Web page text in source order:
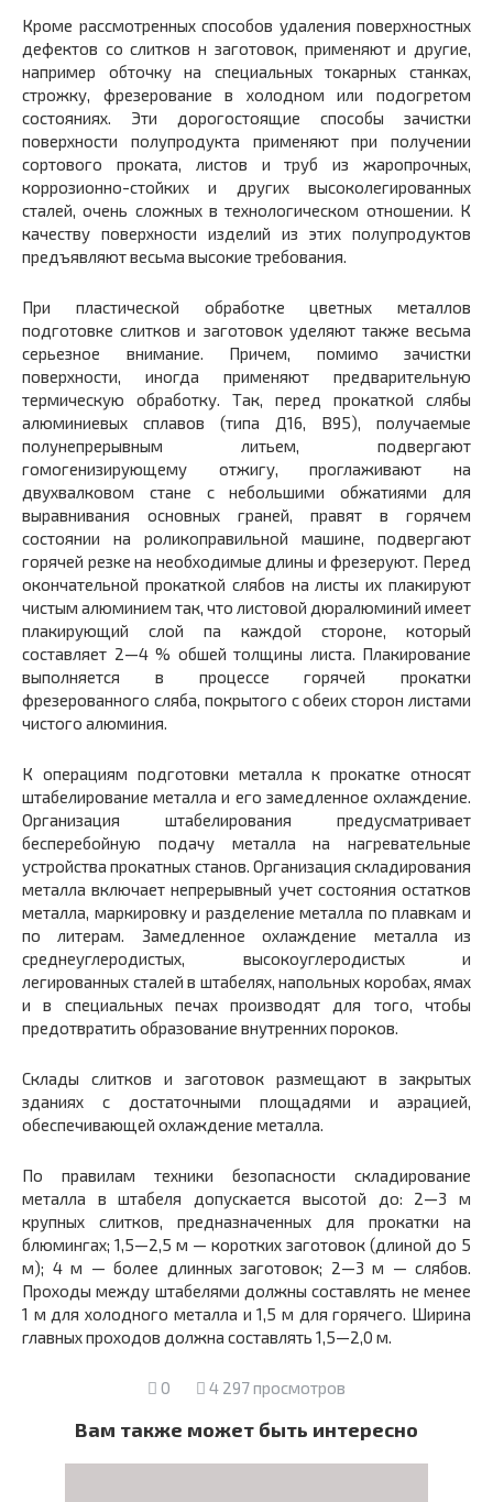
Кроме рассмотренных способов удаления поверхностных
дефектов со слитков н заготовок, применяют и другие,
например обточку на специальных токарных станках,
строжку, фрезерование в холодном или подогретом
состояниях. Эти дорогостоящие способы зачистки
поверхности полупродукта применяют при получении
сортового проката, листов и труб из жаропрочных,
коррозионно-стойких и других высоколегированных
сталей, очень сложных в технологическом отношении. К
качеству поверхности изделий из этих полупродуктов
предъявляют весьма высокие требования.
При пластической обработке цветных металлов
подготовке слитков и заготовок уделяют также весьма
серьезное внимание. Причем, помимо зачистки
поверхности, иногда применяют предварительную
термическую обработку. Так, перед прокаткой слябы
алюминиевых сплавов (типа Д16, В95), получаемые
полунепрерывным литьем, подвергают
гомогенизирующему отжигу, проглаживают на
двухвалковом стане с небольшими обжатиями для
выравнивания основных граней, правят в горячем
состоянии на роликоправильной машине, подвергают
горячей резке на необходимые длины и фрезеруют. Перед
окончательной прокаткой слябов на листы их плакируют
чистым алюминием так, что листовой дюралюминий имеет
плакирующий слой па каждой стороне, который
составляет 2—4 % обшей толщины листа. Плакирование
выполняется в процессе горячей прокатки
фрезерованного сляба, покрытого с обеих сторон листами
чистого алюминия.
К операциям подготовки металла к прокатке относят
штабелирование металла и его замедленное охлаждение.
Организация штабелирования предусматривает
бесперебойную подачу металла на нагревательные
устройства прокатных станов. Организация складирования
металла включает непрерывный учет состояния остатков
металла, маркировку и разделение металла по плавкам и
по литерам. Замедленное охлаждение металла из
среднеуглеродистых, высокоуглеродистых и
легированных сталей в штабелях, напольных коробах, ямах
и в специальных печах производят для того, чтобы
предотвратить образование внутренних пороков.
Склады слитков и заготовок размещают в закрытых
зданиях с достаточными площадями и аэрацией,
обеспечивающей охлаждение металла.
По правилам техники безопасности складирование
металла в штабеля допускается высотой до: 2—3 м
крупных слитков, предназначенных для прокатки на
блюмингах; 1,5—2,5 м — коротких заготовок (длиной до 5
м); 4 м — более длинных заготовок; 2—3 м — слябов.
Проходы между штабелями должны составлять не менее
1 м для холодного металла и 1,5 м для горячего. Ширина
главных проходов должна составлять 1,5—2,0 м.
0 4 297 просмотров
Вам также может быть интересно